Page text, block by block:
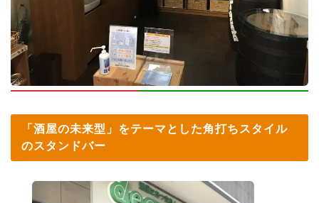
「酒屋の未来型」をテーマとした角打ちスタイル
のスタンドバー